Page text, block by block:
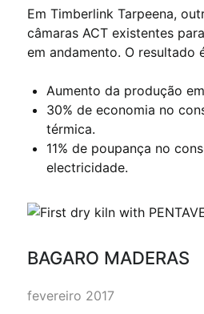
Em Timberlink Tarpeena,
câmaras ACT existentes
em andamento. O resultado
Aumento da produção
30% de economia no
térmica.
11% de poupança no
electricidade.
BAGARO MADERAS
fevereiro 2017